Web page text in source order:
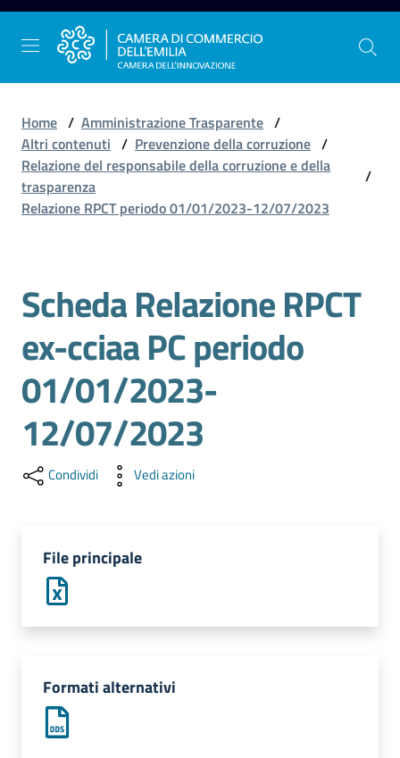
Vai al contenuto
Vai alla navigazione
Vai al footer
La
Camera
Gestire
l'impresa
Promuovere
l'impresa
e
territorio
l'Impresa
Consumatore
L'impresa
digitale
Home / Amministrazione Trasparente /
Altri contenuti / Prevenzione della corruzione /
Relazione del responsabile della corruzione e della
trasparenza
/
Relazione RPCT periodo 01/01/2023-12/07/2023
Scheda Relazione RPCT
ex-cciaa PC periodo
01/01/2023-
12/07/2023
Condividi Vedi azioni
File principale
Formati alternativi